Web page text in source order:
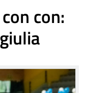
con: